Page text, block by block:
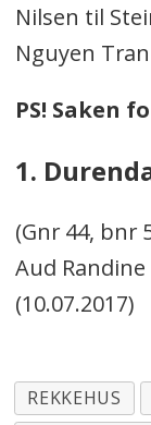
Nilsen til
Nguyen
PS! Saken
1.
(Gnr 44, bnr
Aud
(10.07.2017)
REKKEHUS